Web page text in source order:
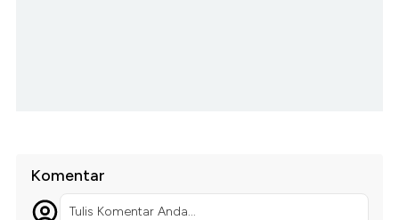
Komentar
Tulis Komentar Anda...